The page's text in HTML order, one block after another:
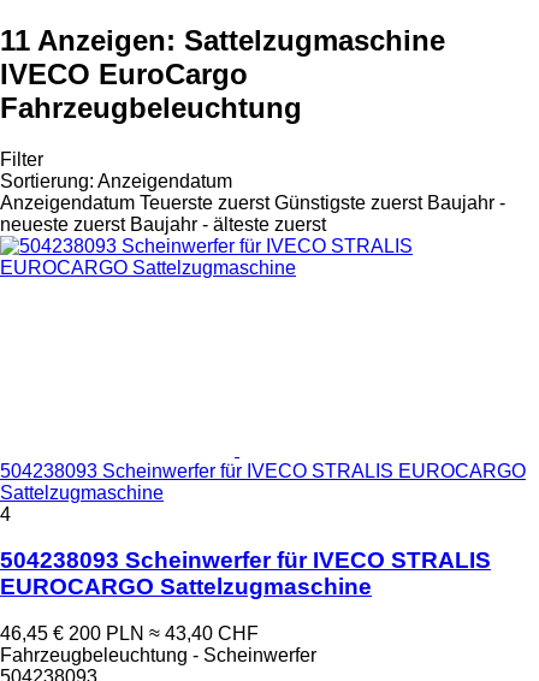
11 Anzeigen: Sattelzugmaschine
IVECO EuroCargo
Fahrzeugbeleuchtung
Filter
Sortierung: Anzeigendatum
Anzeigendatum Teuerste zuerst Günstigste zuerst Baujahr -
neueste zuerst Baujahr - älteste zuerst
504238093 Scheinwerfer für IVECO STRALIS EUROCARGO
Sattelzugmaschine
4
504238093 Scheinwerfer für IVECO STRALIS
EUROCARGO Sattelzugmaschine
46,45 € 200 PLN ≈ 43,40 CHF
Fahrzeugbeleuchtung - Scheinwerfer